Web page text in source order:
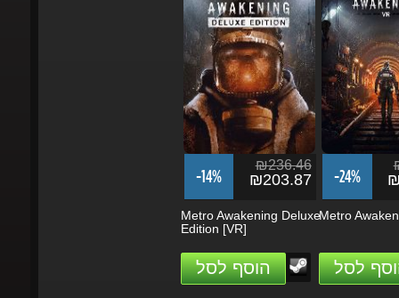
-14%
₪236.46
₪203.87
Metro Awakening Deluxe
Edition [VR]
הוסף לסל
-24%
Metro
לסל